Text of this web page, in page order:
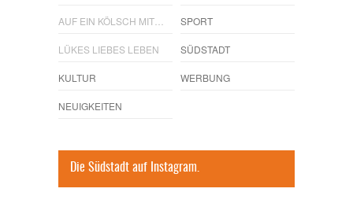
AUF EIN KÖLSCH MIT…
LÜKES LIEBES LEBEN
KULTUR
NEUIGKEITEN
SPORT
SÜDSTADT
WERBUNG
Die Südstadt auf Instagram.